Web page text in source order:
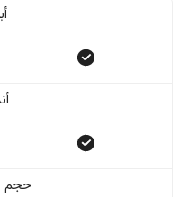
حجم